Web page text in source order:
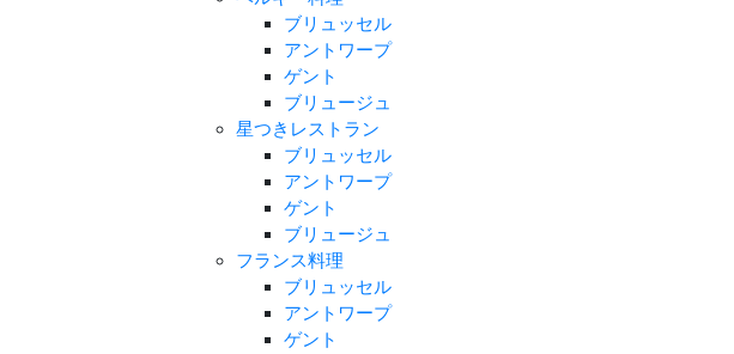
ブリュッセル
アントワープ
ゲント
ブリュージュ
星つきレストラン
ブリュッセル
アントワープ
ゲント
ブリュージュ
フランス料理
ブリュッセル
アントワープ
ゲント